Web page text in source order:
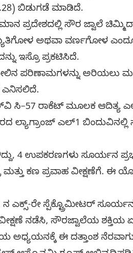
ಬಿಡುಗಡೆ ಮಾಡಿದೆ.
ಪ್ರದೇಶದಲ್ಲಿ ಸೌರ ಜ್ವಾಲೆ
ಅಥವಾ ವರ್ಣಗೋಳ
ಇಸ್ರೊ ಪ್ರಕಟಿಸಿದೆ.
ಪರಿಣಾಮಗಳನ್ನು ಅರಿಯಲು
ಎನಿಸಲಿದೆ.
ಸಿ–57 ರಾಕೆಟ್ ಮೂಲಕ ಆದಿತ್ಯ
ಲ್ಯಾಗ್ರಾಂಜ್ ಎಲ್‌1
4 ಉಪಕರಣಗಳು ಸೂರ್ಯನ
ಮತ್ತು ಕಣ ಪ್ರವಾಹ ವೀಕ್ಷಣೆಗೆ.
ಎಕ್ಸ್-ರೇ ಸ್ಪೆಕ್ಟ್ರೊಮೀಟರ್
ನಡೆಸಿ, ಸೌರಜ್ವಾಲೆಯ ಶಕ್ತಿಯ
ಈ ದತ್ತಾಂಶ